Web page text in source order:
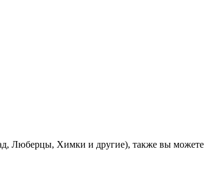
Люберцы, Химки и другие), также вы можете